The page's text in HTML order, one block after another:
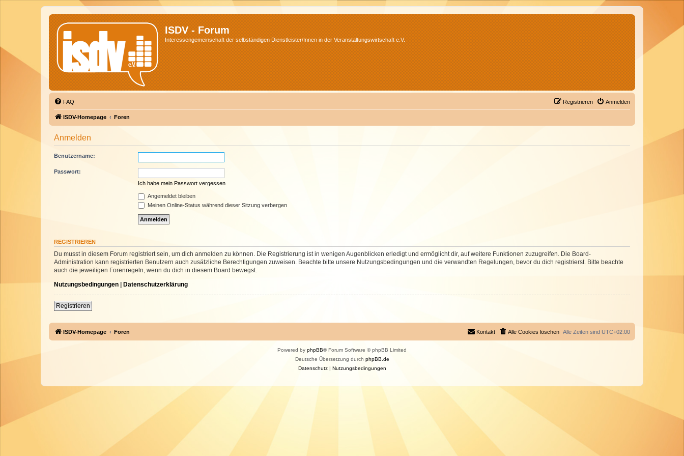
ISDV - Forum
Interessengemeinschaft der selbständigen Dienstleister/Innen in der Veranstaltungswirtschaft e.V.
FAQ Anmelden
Registrieren
ISDV-Homepage Foren
Anmelden
Benutzername:
Passwort:
Ich habe mein Passwort vergessen
Angemeldet bleiben
Meinen Online-Status während dieser Sitzung verbergen
REGISTRIEREN
Du musst in diesem Forum registriert sein, um dich anmelden zu können. Die Registrierung ist in wenigen Augenblicken erledigt und ermöglicht dir, auf weitere Funktionen zuzugreifen. Die Board-
Administration kann registrierten Benutzern auch zusätzliche Berechtigungen zuweisen. Beachte bitte unsere Nutzungsbedingungen und die verwandten Regelungen, bevor du dich registrierst. Bitte beachte
auch die jeweiligen Forenregeln, wenn du dich in diesem Board bewegst.
Nutzungsbedingungen | Datenschutzerklärung
Registrieren
ISDV-Homepage Foren Alle Zeiten sind UTC+02:00
Alle Cookies löschen
Kontakt
Powered by phpBB® Forum Software © phpBB Limited
Deutsche Übersetzung durch phpBB.de
Datenschutz| Nutzungsbedingungen